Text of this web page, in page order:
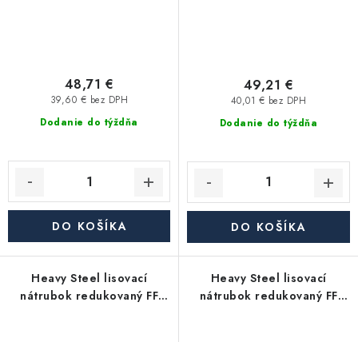
Dodanie do týždňa
39,60 € bez DPH
48,71 €
DO KOŠÍKA
Dodanie do týždňa
40,01 € bez DPH
49,21 €
DO KOŠÍKA
Heavy Steel lisovací
nátrubok redukovaný FF
Heavy Steel lisovací
nátrubok redukovaný FF